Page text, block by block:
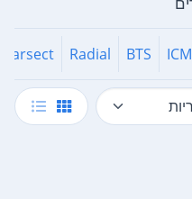
ICM
BTS
Radial
Karsect